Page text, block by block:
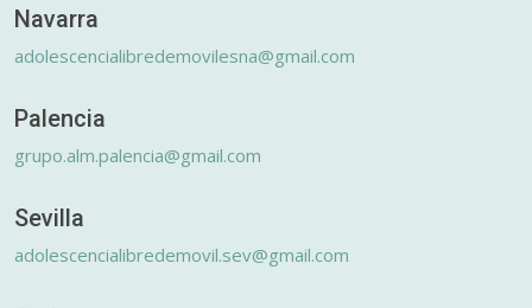
Navarra
adolescencialibredemovilesna@gmail.com
Palencia
grupo.alm.palencia@gmail.com
Sevilla
adolescencialibredemovil.sev@gmail.com